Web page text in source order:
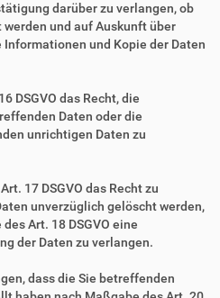
darüber zu verlangen, ob
und auf Auskunft über
und Kopie der Daten
DSGVO das Recht, die
Daten oder die
unrichtigen Daten zu
17 DSGVO das Recht zu
unverzüglich gelöscht werden,
Art. 18 DSGVO eine
der Daten zu verlangen.
dass die Sie betreffenden